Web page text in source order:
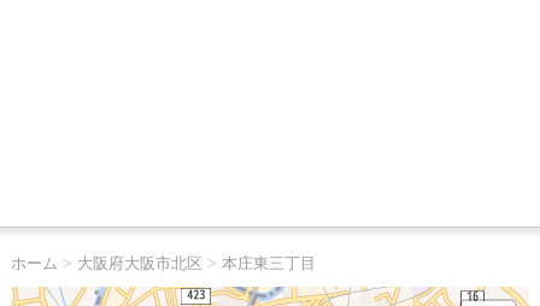
ホーム > 大阪府大阪市北区 > 本庄東三丁目